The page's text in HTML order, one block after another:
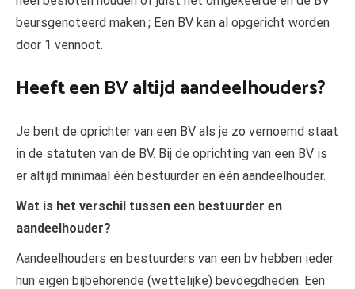
beursgenoteerd maken.; Een BV kan al opgericht worden
door 1 vennoot.
Heeft een BV altijd aandeelhouders?
Je bent de oprichter van een BV als je zo vernoemd staat
in de statuten van de BV. Bij de oprichting van een BV is
er altijd minimaal één bestuurder en één aandeelhouder.
Wat is het verschil tussen een bestuurder en
aandeelhouder?
Aandeelhouders en bestuurders van een bv hebben ieder
hun eigen bijbehorende (wettelijke) bevoegdheden. Een